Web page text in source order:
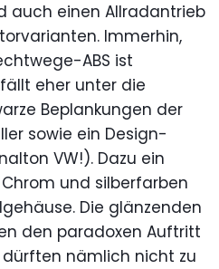
auch einen Allradantrieb
Immerhin,
ABS ist
eher unter die
Beplankungen der
sowie ein Design-
VW!). Dazu ein
und silberfarben
Die glänzenden
den paradoxen Auftritt
nämlich nicht zu